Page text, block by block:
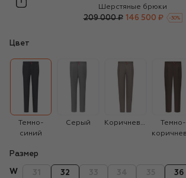
Kiton
Шерстяные брюки
209 000 ₽ 146 500 ₽ -30%
Цвет
Темно-
синий
Серый Коричневый
Темно-
Размер
W 32 36